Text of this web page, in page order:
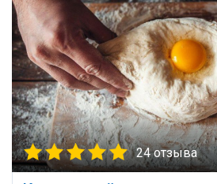
24 отзыва